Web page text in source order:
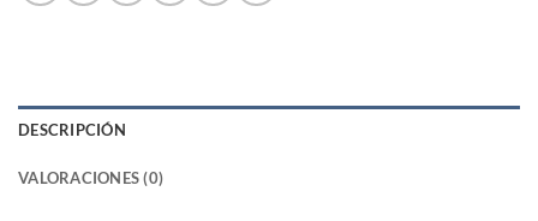
DESCRIPCIÓN
VALORACIONES (0)